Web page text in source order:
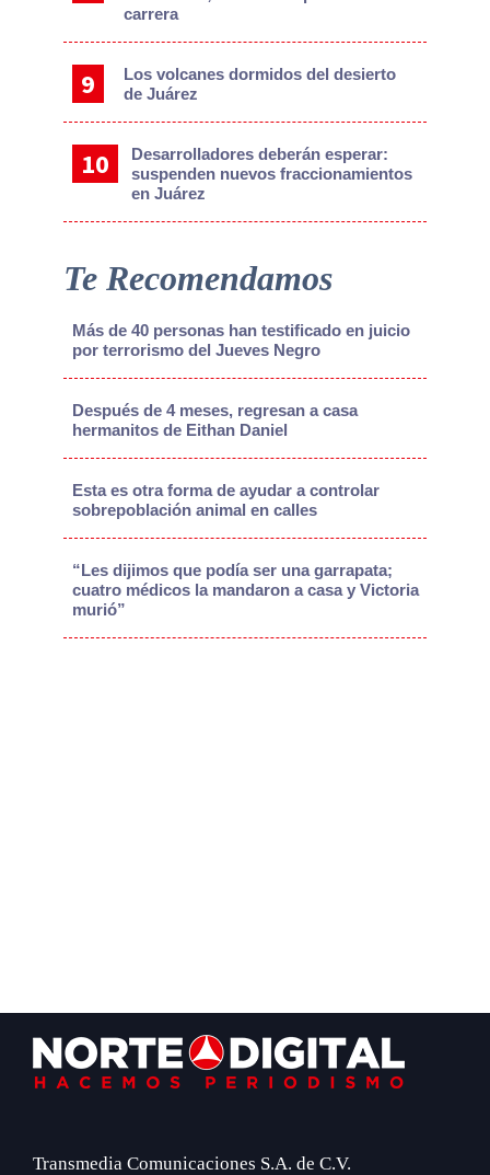
carrera
Los volcanes dormidos del desierto
de Juárez
Desarrolladores deberán esperar:
suspenden nuevos fraccionamientos
en Juárez
Te Recomendamos
Más de 40 personas han testificado en juicio
por terrorismo del Jueves Negro
Después de 4 meses, regresan a casa
hermanitos de Eithan Daniel
Esta es otra forma de ayudar a controlar
sobrepoblación animal en calles
“Les dijimos que podía ser una garrapata;
cuatro médicos la mandaron a casa y Victoria
murió”
Footer
Transmedia Comunicaciones S.A. de C.V.